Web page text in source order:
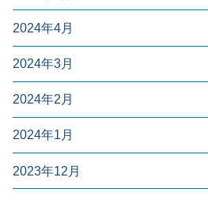
2024年4月
2024年3月
2024年2月
2024年1月
2023年12月